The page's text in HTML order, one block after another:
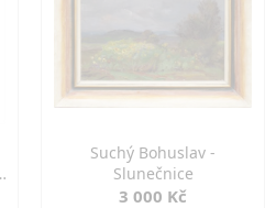
Suchý Bohuslav -
Slunečnice
3 000 Kč